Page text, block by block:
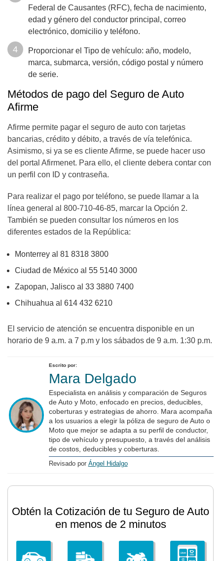
Federal de Causantes (RFC), fecha de nacimiento,
edad y género del conductor principal, correo
electrónico, domicilio y teléfono.
Proporcionar el Tipo de vehículo: año, modelo,
marca, submarca, versión, código postal y número
de serie.
Métodos de pago del Seguro de Auto
Afirme
Afirme permite pagar el seguro de auto con tarjetas
bancarias, crédito y débito, a través de vía telefónica.
Asimismo, si ya se es cliente Afirme, se puede hacer uso
del portal Afirmenet. Para ello, el cliente debera contar con
un perfil con ID y contraseña.
Para realizar el pago por teléfono, se puede llamar a la
línea general al 800-710-46-85, marcar la Opción 2.
También se pueden consultar los números en los
diferentes estados de la República:
Monterrey al 81 8318 3800
Ciudad de México al 55 5140 3000
Zapopan, Jalisco al 33 3880 7400
Chihuahua al 614 432 6210
El servicio de atención se encuentra disponible en un
horario de 9 a.m. a 7 p.m y los sábados de 9 a.m. 1:30 p.m.
Escrito por:
Mara Delgado
Especialista en análisis y comparación de Seguros
de Auto y Moto, enfocado en precios, deducibles,
coberturas y estrategias de ahorro. Mara acompaña
a los usuarios a elegir la póliza de seguro de Auto o
Moto que mejor se adapta a su perfil de conductor,
tipo de vehículo y presupuesto, a través del análisis
de costos, deducibles y coberturas.
Revisado por Ángel Hidalgo
Obtén la Cotización de tu Seguro de Auto
en menos de 2 minutos